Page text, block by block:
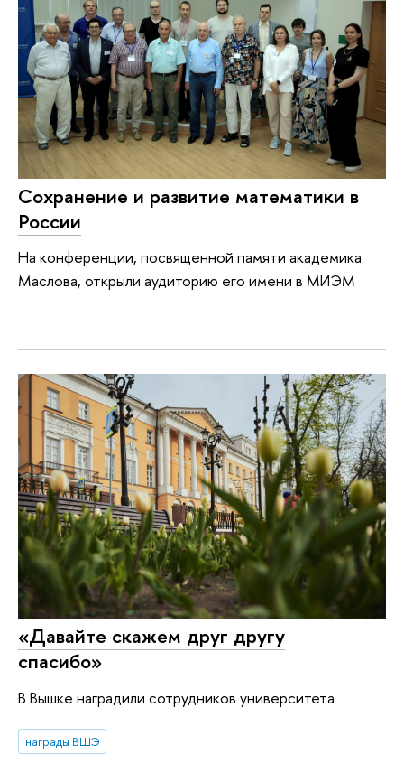
Сохранение и развитие математики в
России
На конференции, посвященной памяти академика
Маслова, открыли аудиторию его имени в МИЭМ
«Давайте скажем друг другу
спасибо»
В Вышке наградили сотрудников университета
награды ВШЭ